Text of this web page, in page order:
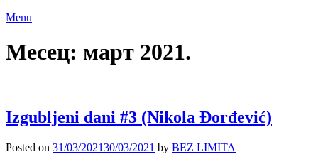
Menu
Месец: март 2021.
Izgubljeni dani #3 (Nikola Đorđević)
Posted on 31/03/202130/03/2021 by BEZ LIMITA